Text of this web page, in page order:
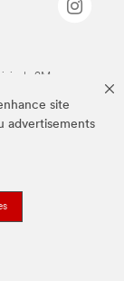
site
advertisements
da 3M.